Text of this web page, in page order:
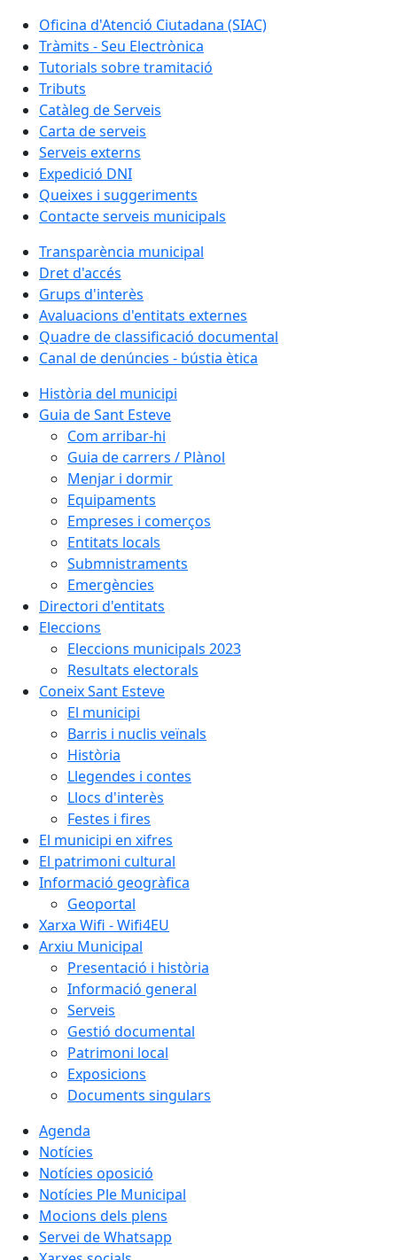
Oficina d'Atenció Ciutadana (SIAC)
Tràmits - Seu Electrònica
Tutorials sobre tramitació
Tributs
Catàleg de Serveis
Carta de serveis
Serveis externs
Expedició DNI
Queixes i suggeriments
Contacte serveis municipals
Transparència municipal
Dret d'accés
Grups d'interès
Avaluacions d'entitats externes
Quadre de classificació documental
Canal de denúncies - bústia ètica
Història del municipi
Guia de Sant Esteve
Com arribar-hi
Guia de carrers / Plànol
Menjar i dormir
Equipaments
Empreses i comerços
Entitats locals
Submnistraments
Emergències
Directori d'entitats
Eleccions
Eleccions municipals 2023
Resultats electorals
Coneix Sant Esteve
El municipi
Barris i nuclis veïnals
Història
Llegendes i contes
Llocs d'interès
Festes i fires
El municipi en xifres
El patrimoni cultural
Informació geogràfica
Geoportal
Xarxa Wifi - Wifi4EU
Arxiu Municipal
Presentació i història
Informació general
Serveis
Gestió documental
Patrimoni local
Exposicions
Documents singulars
Agenda
Notícies
Notícies oposició
Notícies Ple Municipal
Mocions dels plens
Servei de Whatsapp